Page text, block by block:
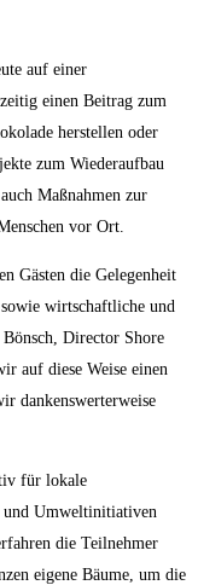
auf einer
einen Beitrag zum
herstellen oder
zum Wiederaufbau
Maßnahmen zur
vor Ort.
Gästen die Gelegenheit
wirtschaftliche und
Director Shore
auf diese Weise einen
dankenswerterweise
für lokale
und Umweltinitiativen
die Teilnehmer
eigene Bäume, um die